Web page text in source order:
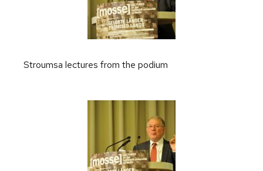
Stroumsa lectures from the podium